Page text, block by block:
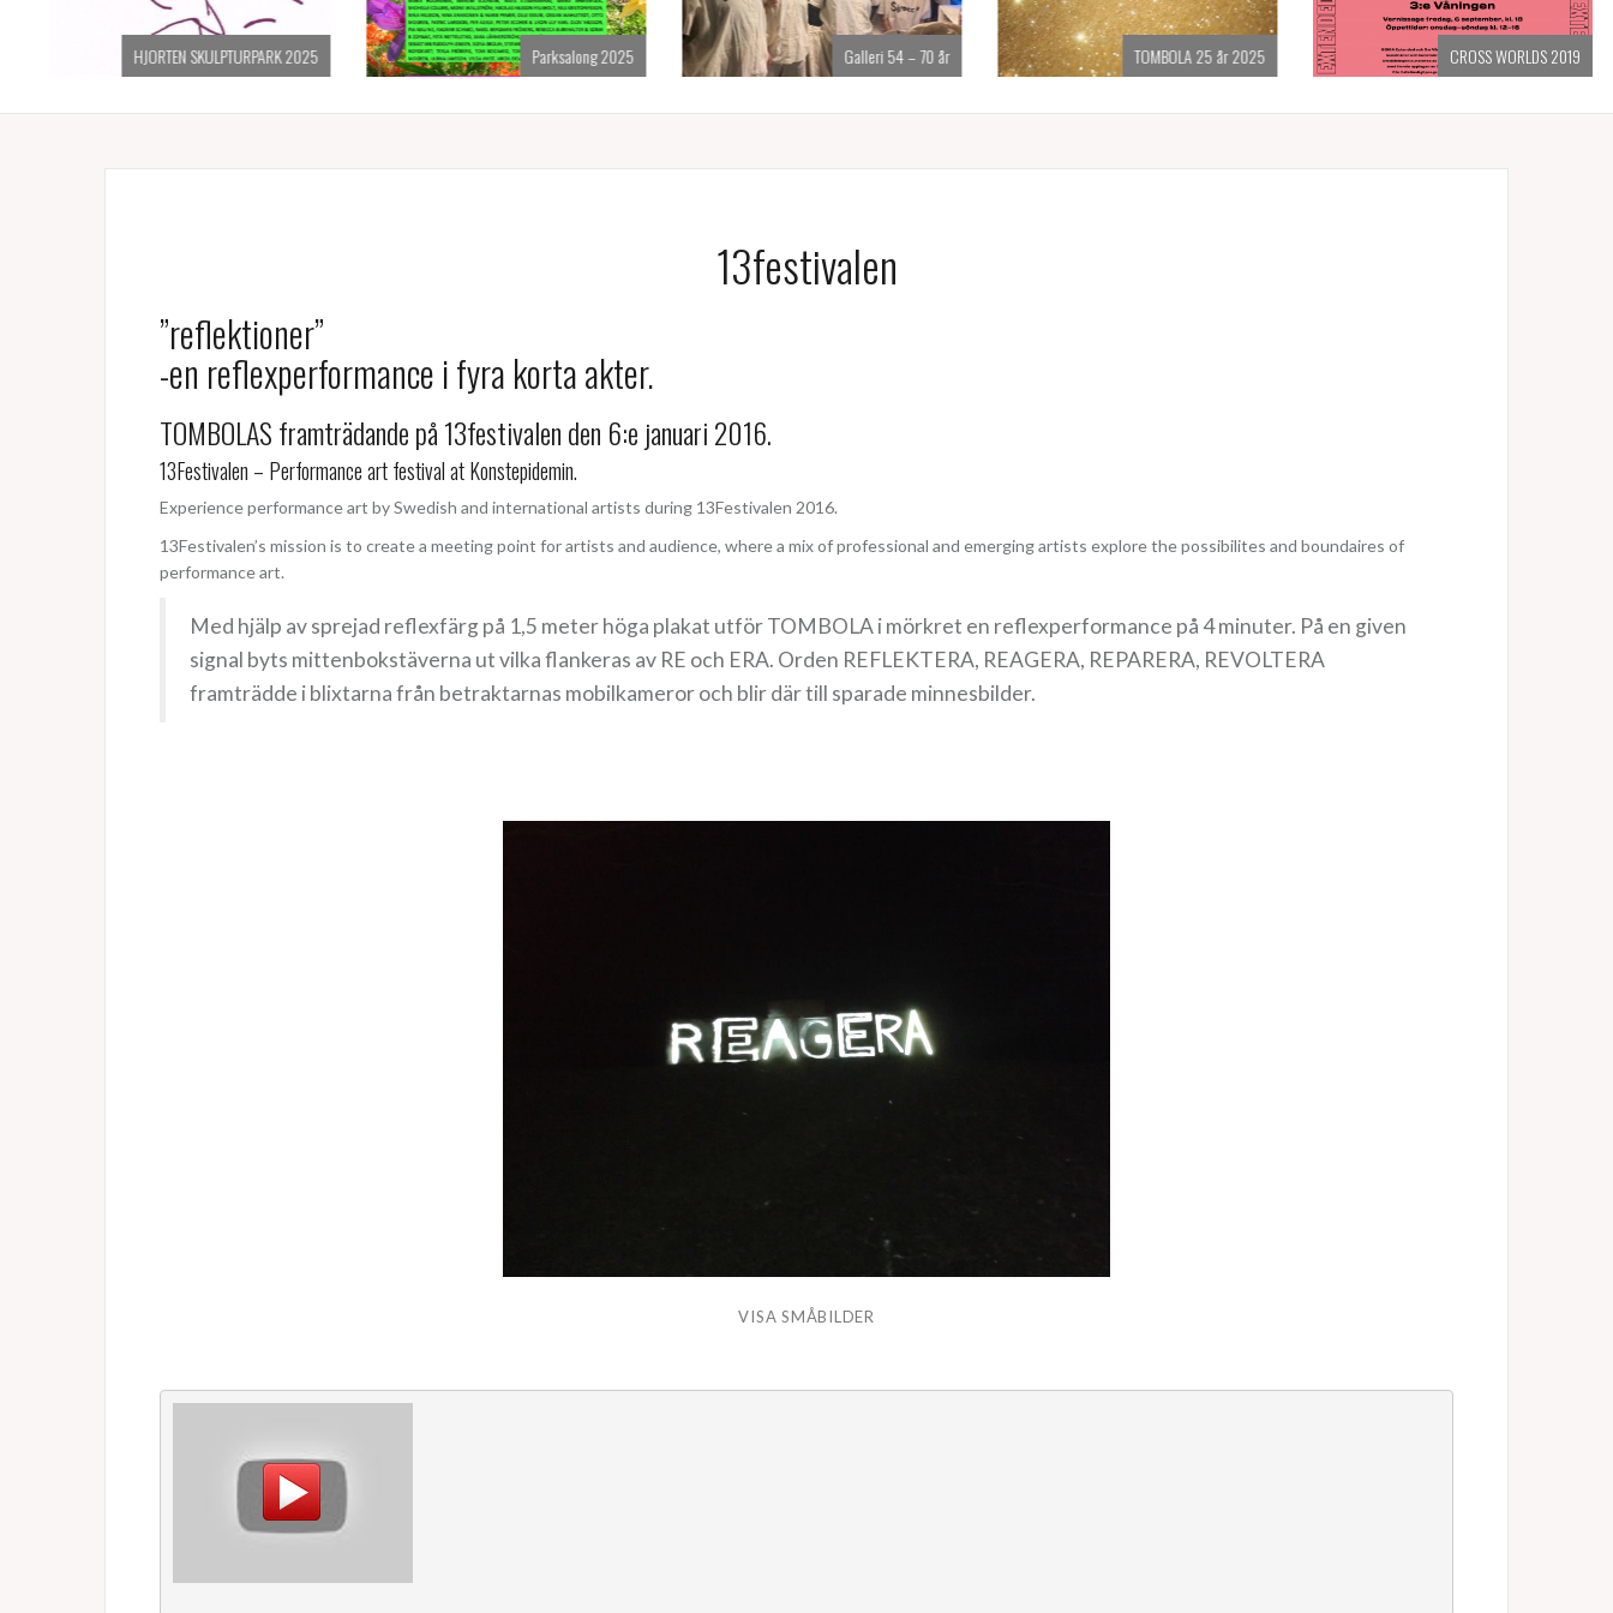
HJORTEN SKULPTURPARK 2025 Parksalong 2025 Galleri 54 – 70 år TOMBOLA 25 år 2025 CROSS WORLDS 2019
13festivalen
”reflektioner”
-en reflexperformance i fyra korta akter.
TOMBOLAS framträdande på 13festivalen den 6:e januari 2016.
13Festivalen – Performance art festival at Konstepidemin.
Experience performance art by Swedish and international artists during 13Festivalen 2016.
13Festivalen’s mission is to create a meeting point for artists and audience, where a mix of professional and emerging artists explore the possibilites and boundaires of
performance art.
Med hjälp av sprejad reflexfärg på 1,5 meter höga plakat utför TOMBOLA i mörkret en reflexperformance på 4 minuter. På en given
signal byts mittenbokstäverna ut vilka flankeras av RE och ERA. Orden REFLEKTERA, REAGERA, REPARERA, REVOLTERA
framträdde i blixtarna från betraktarnas mobilkameror och blir där till sparade minnesbilder.
VISA SMÅBILDER